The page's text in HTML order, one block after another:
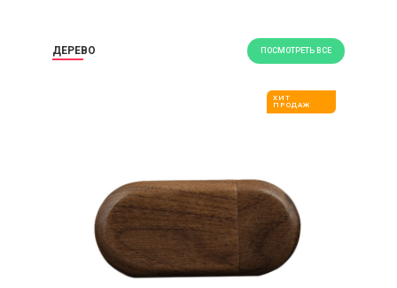
ДЕРЕВО ПОСМОТРЕТЬ ВСЕ
ХИТ
ПРОДАЖ